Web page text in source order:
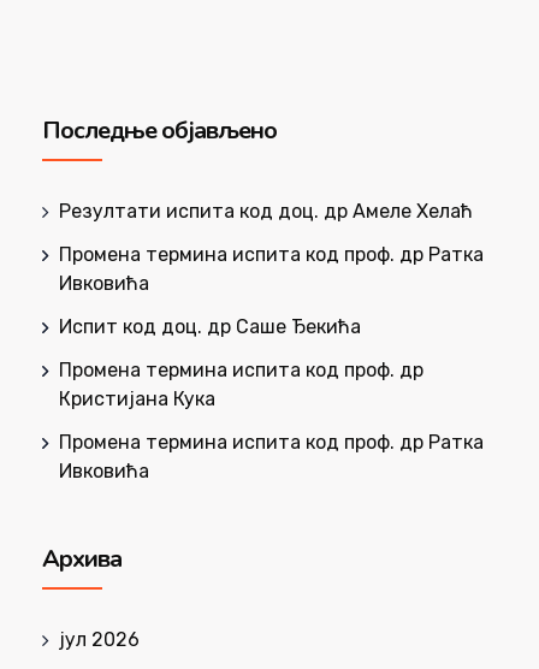
Последње објављено
Резултати испита код доц. др Амеле Хелаћ
Промена термина испита код проф. др Ратка
Ивковића
Испит код доц. др Саше Ђекића
Промена термина испита код проф. др
Кристијана Кука
Промена термина испита код проф. др Ратка
Ивковића
Архива
јул 2026